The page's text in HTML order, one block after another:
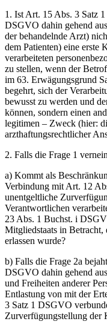
1. Ist Art. 15 Abs. 3 Satz
DSGVO dahin gehend
der behandelnde Arzt)
dem Patienten) eine erste
verarbeiteten
zu stellen, wenn der
im 63. Erwägungsgrund
begehrt, sich der
bewusst zu werden und
können, sondern einen
legitimen – Zweck (hier:
arzthaftungsrechtlicher
2. Falls die Frage 1
a) Kommt als
Verbindung mit Art. 12
unentgeltliche
Verantwortlichen
23 Abs. 1 Buchst. i
Mitgliedstaats in
erlassen wurde?
b) Falls die Frage 2a
DSGVO dahin gehend
und Freiheiten anderer
Entlastung von mit der
3 Satz 1 DSGVO
Zurverfügungstellung der